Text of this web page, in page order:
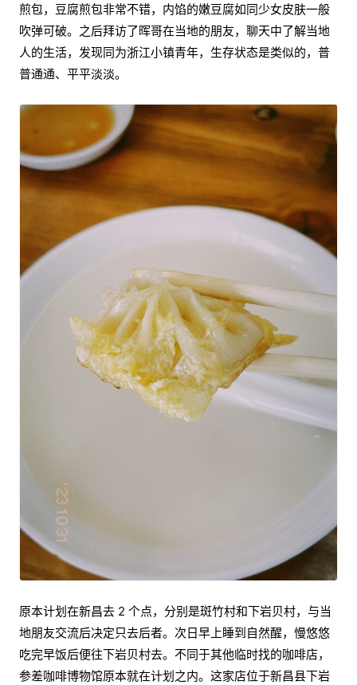
煎包，豆腐煎包非常不错，内馅的嫩豆腐如同少女皮肤一般
吹弹可破。之后拜访了晖哥在当地的朋友，聊天中了解当地
人的生活，发现同为浙江小镇青年，生存状态是类似的，普
普通通、平平淡淡。
原本计划在新昌去 2 个点，分别是斑竹村和下岩贝村，与当
地朋友交流后决定只去后者。次日早上睡到自然醒，慢悠悠
吃完早饭后便往下岩贝村去。不同于其他临时找的咖啡店，
参差咖啡博物馆原本就在计划之内。这家店位于新昌县下岩